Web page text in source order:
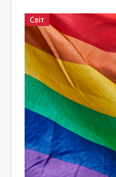
Світ